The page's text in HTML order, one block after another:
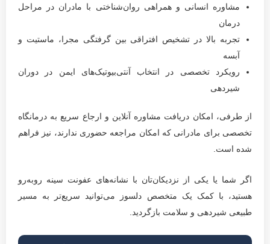
مشاوره انسانی و همراهی روان‌شناختی با مادران در مراحل
درمان
تجربه بالا در تشخیص افتراقی بین گرفتگی مجرا، ماستیت و
آبسه
رویکرد تخصصی در انتخاب آنتی‌بیوتیک‌های ایمن در دوران
شیردهی
از طرفی، امکان دریافت مشاوره آنلاین و ارجاع سریع به درمانگاه
تخصصی برای مادرانی که امکان مراجعه حضوری ندارند، نیز فراهم
شده است.
اگر شما یا یکی از نزدیکان‌تان با نشانه‌های عفونت سینه روبه‌رو
هستید، با کمک یک متخصص دلسوز می‌توانید سریع‌تر به مسیر
طبیعی شیردهی و سلامت بازگردید.